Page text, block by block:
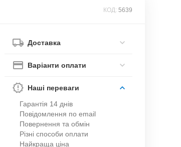
КОД: 5639
Доставка
Варіанти оплати
Наші переваги
Гарантія 14 днів
Повідомлення по email
Повернення та обмін
Різні способи оплати
Найкраща ціна